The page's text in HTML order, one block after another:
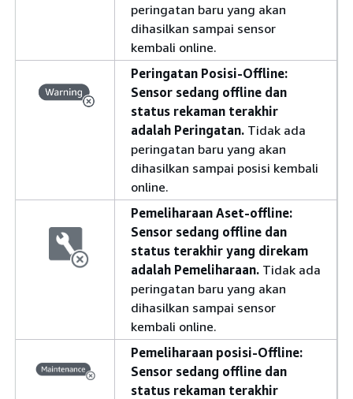
peringatan baru yang akan
dihasilkan sampai sensor
kembali online.
Peringatan Posisi-Offline:
Sensor sedang offline dan
status rekaman terakhir
adalah Peringatan. Tidak ada
peringatan baru yang akan
dihasilkan sampai posisi kembali
online.
Pemeliharaan Aset-offline:
Sensor sedang offline dan
status terakhir yang direkam
adalah Pemeliharaan. Tidak ada
peringatan baru yang akan
dihasilkan sampai sensor
kembali online.
Pemeliharaan posisi-Offline:
Sensor sedang offline dan
status rekaman terakhir